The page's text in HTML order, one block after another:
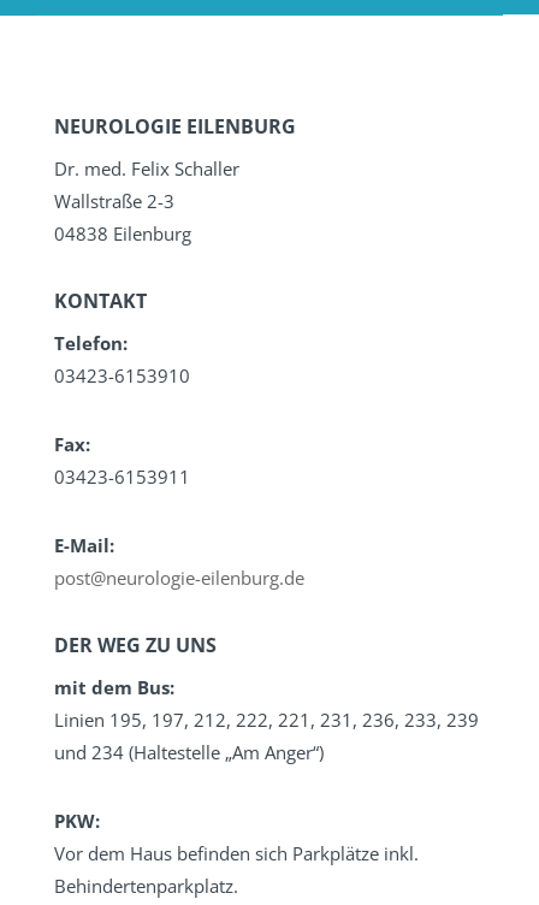
NEUROLOGIE EILENBURG
Dr. med. Felix Schaller
Wallstraße 2-3
04838 Eilenburg
KONTAKT
Telefon:
03423-6153910
Fax:
03423-6153911
E-Mail:
post@neurologie-eilenburg.de
DER WEG ZU UNS
mit dem Bus:
Linien 195, 197, 212, 222, 221, 231, 236, 233, 239
und 234(Haltestelle „Am Anger“)
PKW:
Vor dem Haus befinden sich Parkplätze inkl.
Behindertenparkplatz.